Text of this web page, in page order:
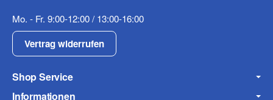
Mo. - Fr. 9:00-12:00 / 13:00-16:00
Vertrag widerrufen
Shop Service
Informationen